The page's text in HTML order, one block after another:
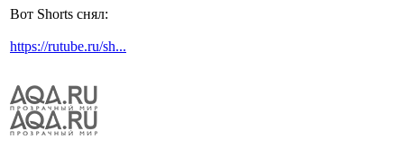
Вот Shorts снял:
https://rutube.ru/sh...